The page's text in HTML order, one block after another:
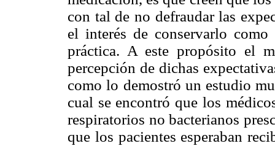
con tal de no defraudar las
el interés de conservarlo como
práctica. A este propósito el
percepción de dichas
como lo demostró un estudio
cual se encontró que los
respiratorios no bacterianos
que los pacientes esperaban